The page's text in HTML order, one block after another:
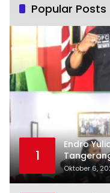
Popular Posts
1
Endro
Putuskan
Oktober 6,